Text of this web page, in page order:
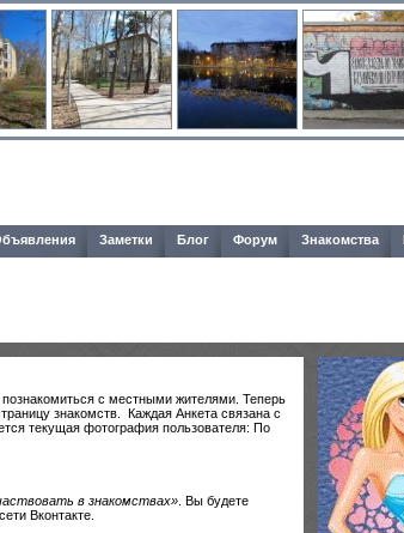
Заметки Блог Форум Знакомства
с местными жителями. Теперь
знакомств. Каждая Анкета связана с
текущая фотография пользователя: По
в знакомствах» . Вы будете
Вконтакте.